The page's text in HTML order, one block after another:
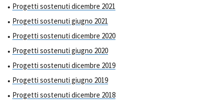
Progetti sostenuti dicembre 2021
Progetti sostenuti giugno 2021
Progetti sostenuti dicembre 2020
Progetti sostenuti giugno 2020
Progetti sostenuti dicembre 2019
Progetti sostenuti giugno 2019
Progetti sostenuti dicembre 2018